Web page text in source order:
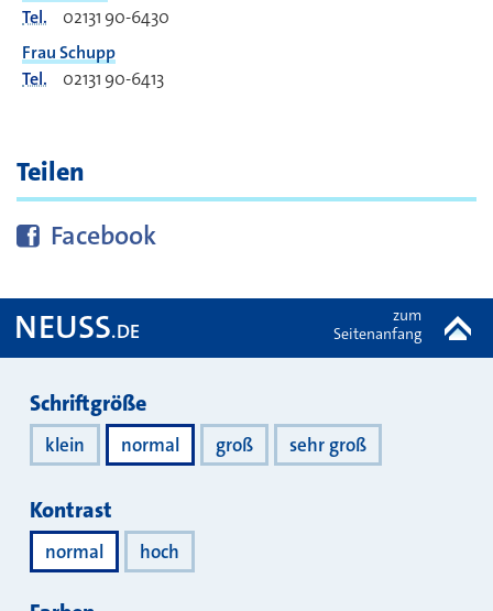
Tel.
02131 90-6430
Frau Schupp
Tel.
02131 90-6413
Teilen
Diese Seite bei
Facebook
NEUSS.DE
zum
Seitenanfang
Darstellung
Schriftgröße
klein normal groß sehr groß
Kontrast
normal hoch